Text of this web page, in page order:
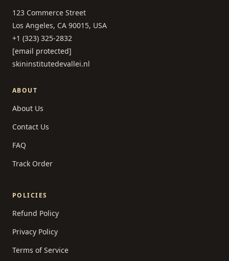
123 Commerce Street
Los Angeles, CA 90015, USA
+1 (323) 325-2832
[email protected]
skininstitutedevallei.nl
ABOUT
About Us
Contact Us
FAQ
Track Order
POLICIES
Refund Policy
Privacy Policy
Terms of Service